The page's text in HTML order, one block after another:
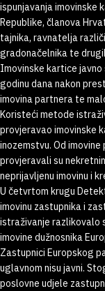
ispunjavanja imovinske
Republike, članova
tajnika, ravnatelja
gradonačelnika te
Imovinske kartice
godinu dana nakon
imovina partnera te
Koristeći metode
provjeravao imovinske
inozemstvu. Od
provjeravali su
neprijavljenu imovinu i
U četvrtom krugu
imovinu zastupnika i
istraživanje razlikovalo
imovine dužnosnika
Zastupnici Europskog
uglavnom nisu javni.
poslovne udjele